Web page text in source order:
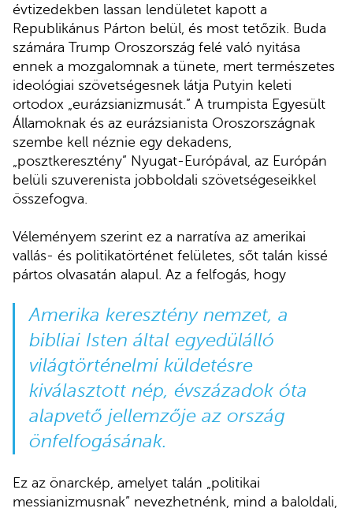
évtizedekben lassan lendületet kapott a
Republikánus Párton belül, és most tetőzik. Buda
számára Trump Oroszország felé való nyitása
ennek a mozgalomnak a tünete, mert természetes
ideológiai szövetségesnek látja Putyin keleti
ortodox „eurázsianizmusát.” A trumpista Egyesült
Államoknak és az eurázsianista Oroszországnak
szembe kell néznie egy dekadens,
„posztkeresztény” Nyugat-Európával, az Európán
belüli szuverenista jobboldali szövetségeseikkel
összefogva.
Véleményem szerint ez a narratíva az amerikai
vallás- és politikatörténet felületes, sőt talán kissé
pártos olvasatán alapul. Az a felfogás, hogy
Amerika keresztény nemzet, a
bibliai Isten által egyedülálló
világtörténelmi küldetésre
kiválasztott nép, évszázadok óta
alapvető jellemzője az ország
önfelfogásának.
Ez az önarckép, amelyet talán „politikai
messianizmusnak” nevezhetnénk, mind a baloldali,